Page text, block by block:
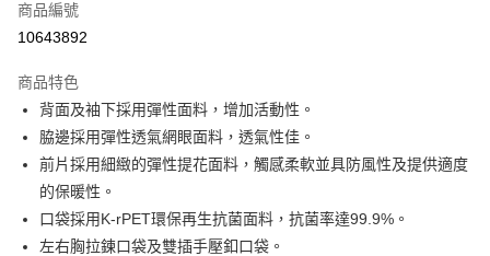
Apple Pay
悠遊付
Google Pay
全盈+PAY
AFTEE先享後付
相關說明
商品編號
10643892
商品特色
背面及袖下採用彈性面料，增加活動性。
脇邊採用彈性透氣網眼面料，透氣性佳。
前片採用細緻的彈性提花面料，觸感柔軟並具防風性及提供適度
的保暖性。
口袋採用K-rPET環保再生抗菌面料，抗菌率達99.9%。
左右胸拉鍊口袋及雙插手壓釦口袋。